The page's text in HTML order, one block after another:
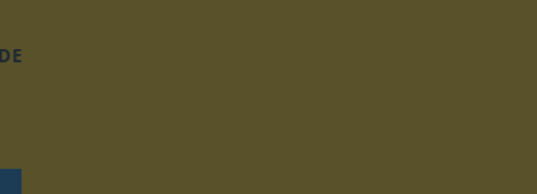
DE